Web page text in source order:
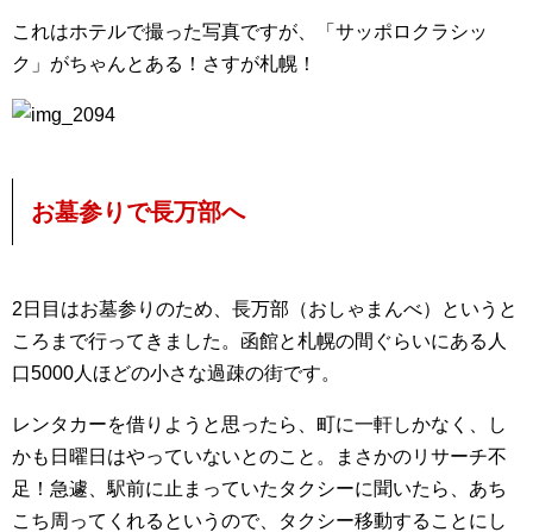
これはホテルで撮った写真ですが、「サッポロクラシッ
ク」がちゃんとある！さすが札幌！
お墓参りで長万部へ
2日目はお墓参りのため、長万部（おしゃまんべ）というと
ころまで行ってきました。函館と札幌の間ぐらいにある人
口5000人ほどの小さな過疎の街です。
レンタカーを借りようと思ったら、町に一軒しかなく、し
かも日曜日はやっていないとのこと。まさかのリサーチ不
足！急遽、駅前に止まっていたタクシーに聞いたら、あち
こち周ってくれるというので、タクシー移動することにし